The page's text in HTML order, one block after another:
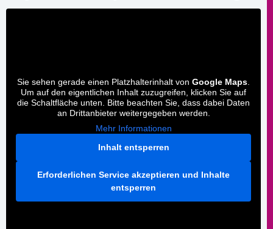
Sie sehen gerade einen Platzhalterinhalt von Google Maps
Um auf den eigentlichen Inhalt zuzugreifen, klicken Sie auf
die Schaltfläche unten. Bitte beachten Sie, dass dabei Daten
an Drittanbieter weitergegeben werden.
Mehr Informationen
Inhalt entsperren
Erforderlichen Service akzeptieren und Inhalte
entsperren